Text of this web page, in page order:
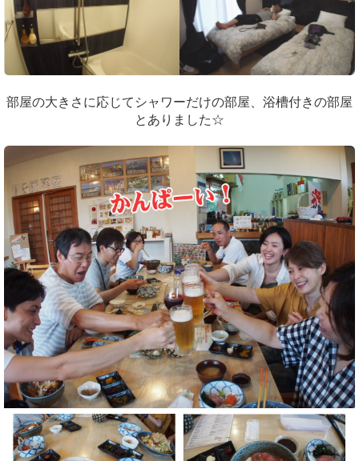
部屋の大きさに応じてシャワーだけの部屋、浴槽付きの部屋
とありました☆